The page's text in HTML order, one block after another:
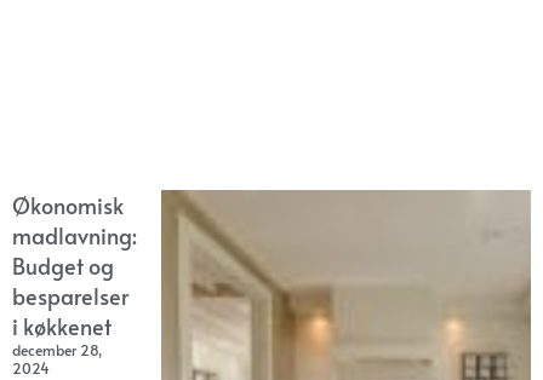
Økonomisk
madlavning:
Budget og
besparelser
i køkkenet
december 28,
2024